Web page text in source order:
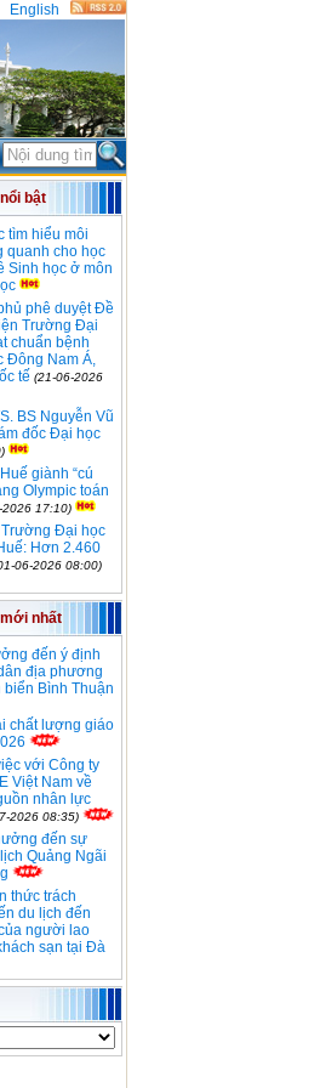
English
bật
tìm hiểu môi
quanh cho học
Sinh học ở môn
phê duyệt Đề
Trường Đại
chuẩn bệnh
Đông Nam Á,
tế (21-06-2026
BS Nguyễn Vũ
đốc Đại học
giành “cú
Olympic toán
2026 17:10)
Trường Đại học
Hơn 2.460
06-2026 08:00)
nhất
đến ý định
địa phương
biển Bình Thuận
chất lượng giáo
với Công ty
Việt Nam về
nhân lực
2026 08:35)
đến sự
Quảng Ngãi
thức trách
du lịch đến
người lao
sạn tại Đà